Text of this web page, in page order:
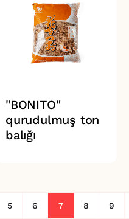
"BONITO"
qurudulmuş ton
balığı
5 6 7 8 9